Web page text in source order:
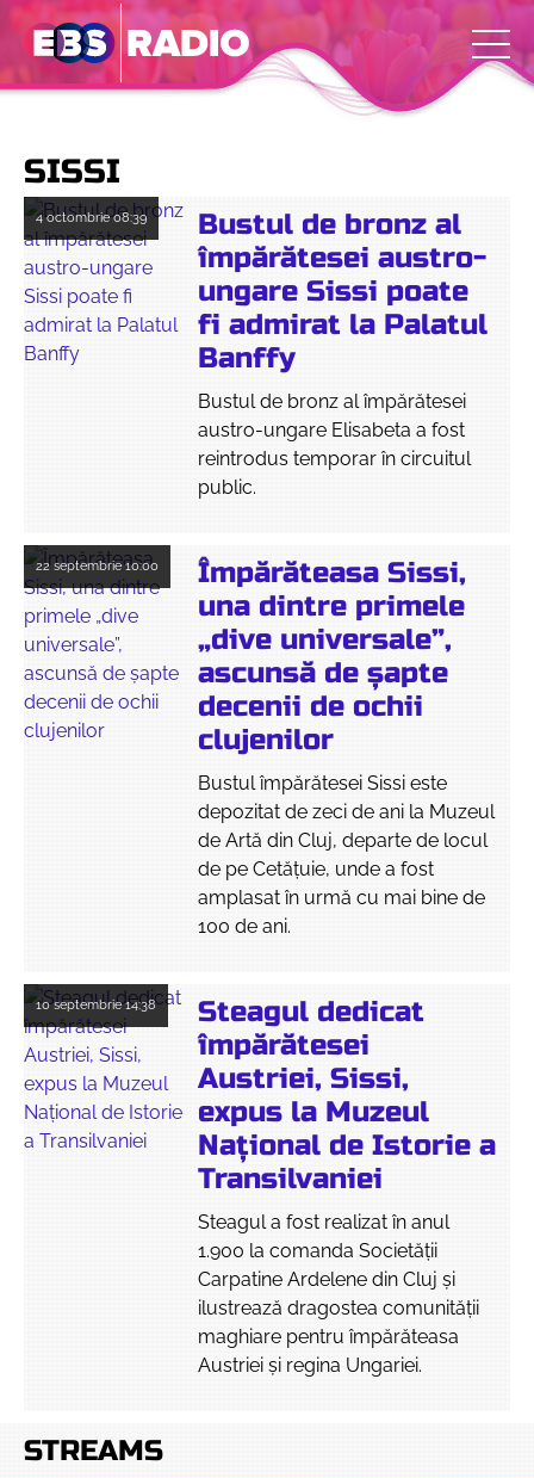
SISSI
4 octombrie08:39
Bustul de bronz al
împărătesei austro-
ungare Sissi poate
fi admirat la Palatul
Banffy
Bustul de bronz al împărătesei
austro-ungare Elisabeta a fost
reintrodus temporar în circuitul
public.
22 septembrie10:00
Împărăteasa Sissi,
una dintre primele
„dive universale”,
ascunsă de șapte
decenii de ochii
clujenilor
Bustul împărătesei Sissi este
depozitat de zeci de ani la Muzeul
de Artă din Cluj, departe de locul
de pe Cetățuie, unde a fost
amplasat în urmă cu mai bine de
100 de ani.
10 septembrie14:38
Steagul dedicat
împărătesei
Austriei, Sissi,
expus la Muzeul
Național de Istorie a
Transilvaniei
Steagul a fost realizat în anul
1.900 la comanda Societății
Carpatine Ardelene din Cluj și
ilustrează dragostea comunității
maghiare pentru împărăteasa
Austriei și regina Ungariei.
STREAMS